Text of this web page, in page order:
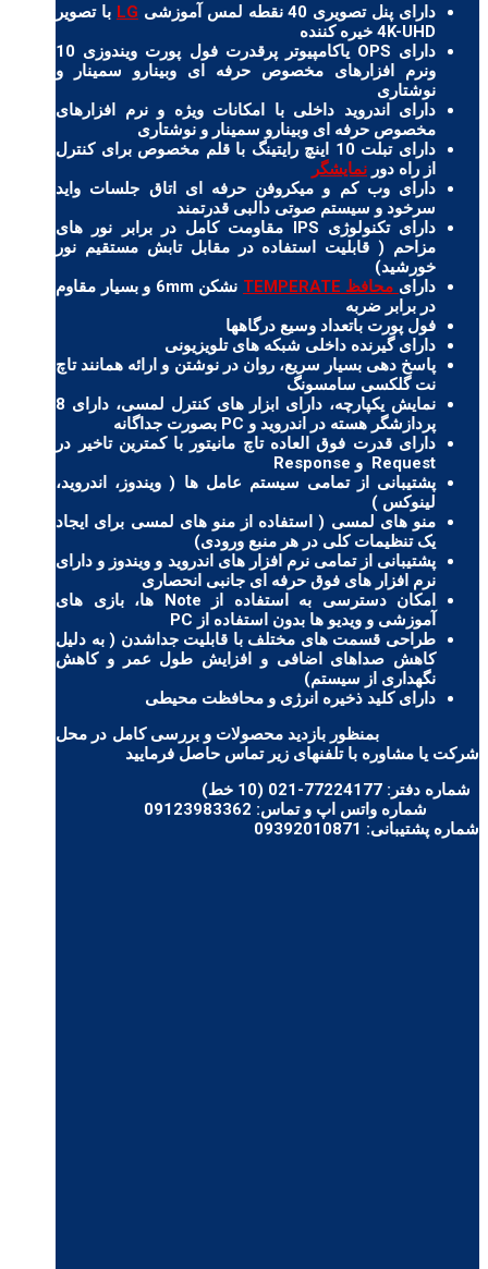
دارای پنل تصویری 40 نقطه لمس آموزشی LG با تصویر
4K-UHD خیره کننده
دارای OPS یاکامپیوتر پرقدرت فول پورت ویندوزی 10
ونرم افزارهای مخصوص حرفه ای وبینارو سمینار و
نوشتاری
دارای اندروید داخلی با امکانات ویژه و نرم افزارهای
مخصوص حرفه ای وبینارو سمینار و نوشتاری
دارای تبلت 10 اینچ رایتینگ با قلم مخصوص برای کنترل
از راه دور نمایشگر
دارای وب کم و میکروفن حرفه ای اتاق جلسات واید
سرخود و سیستم صوتی دالبی قدرتمند
دارای تکنولوژی IPS مقاومت کامل در برابر نور های
مزاحم ( قابلیت استفاده در مقابل تابش مستقیم نور
خورشید)
دارای محافظ TEMPERATE
نشکن 6mm و بسیار مقاوم
در برابر ضربه
فول پورت باتعداد وسیع درگاهها
دارای گیرنده داخلی شبکه های تلویزیونی
پاسخ دهی بسیار سریع، روان در نوشتن و ارائه همانند تاچ
نت گلکسی سامسونگ
نمایش یکپارچه، دارای ابزار های کنترل لمسی، دارای 8
پردازشگر هسته در اندروید و PC بصورت جداگانه
دارای قدرت فوق العاده تاچ مانیتور با کمترین تاخیر در
Request و Response
پشتیبانی از تمامی سیستم عامل ها ( ویندوز، اندروید،
لینوکس )
منو های لمسی ( استفاده از منو های لمسی برای ایجاد
یک تنظیمات کلی در هر منبع ورودی)
پشتیبانی از تمامی نرم افزار های اندروید و ویندوز و دارای
نرم افزار های فوق حرفه ای جانبی انحصاری
امکان دسترسی به استفاده از Note ها، بازی های
آموزشی و ویدیو ها بدون استفاده از PC
طراحی قسمت های مختلف با قابلیت جداشدن ( به دلیل
کاهش صداهای اضافی و افزایش طول عمر و کاهش
نگهداری از سیستم)
دارای کلید ذخیره انرژی و محافظت محیطی
بمنظور بازدید محصولات و بررسی کامل در محل
شرکت یا مشاوره با تلفنهای زیر تماس حاصل فرمایید
شماره دفتر:
شماره واتس اپ و تماس:
شماره پشتیبانی: